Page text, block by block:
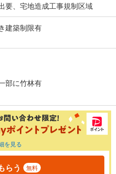
要、宅地造成工事規制区域
建築制限有
部に竹林有
を見る
らう 無料